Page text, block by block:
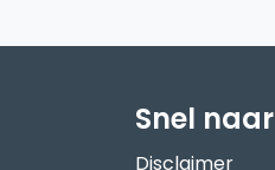
Snel naar
Disclaimer